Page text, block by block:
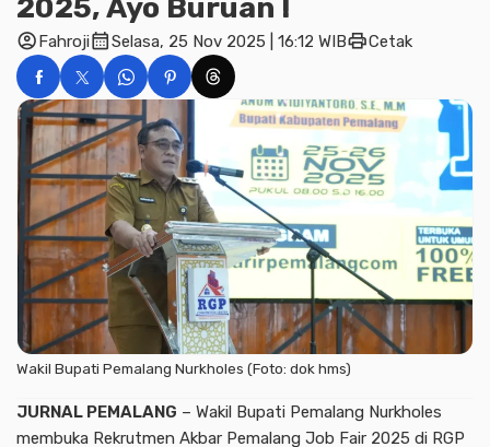
2025, Ayo Buruan !
account_circleFahrojicalendar_monthSelasa, 25 Nov 2025 | 16:12 WIBprintCetak
Wakil Bupati Pemalang Nurkholes (Foto: dok hms)
JURNAL PEMALANG – Wakil Bupati Pemalang Nurkholes
membuka Rekrutmen Akbar Pemalang Job Fair 2025 di RGP